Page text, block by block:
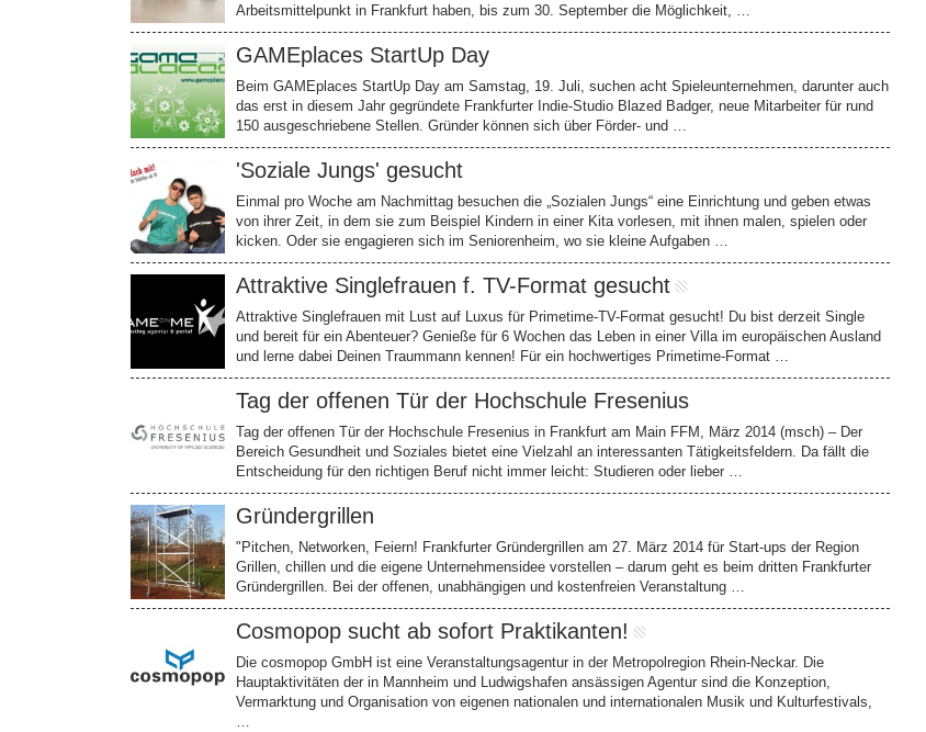
Arbeitsmittelpunkt in Frankfurt haben, bis zum 30. September die Möglichkeit, …
GAMEplaces StartUp Day
Beim GAMEplaces StartUp Day am Samstag, 19. Juli, suchen acht Spieleunternehmen, darunter auch
das erst in diesem Jahr gegründete Frankfurter Indie-Studio Blazed Badger, neue Mitarbeiter für rund
150 ausgeschriebene Stellen. Gründer können sich über Förder- und …
'Soziale Jungs' gesucht
Einmal pro Woche am Nachmittag besuchen die „Sozialen Jungs“ eine Einrichtung und geben etwas
von ihrer Zeit, in dem sie zum Beispiel Kindern in einer Kita vorlesen, mit ihnen malen, spielen oder
kicken. Oder sie engagieren sich im Seniorenheim, wo sie kleine Aufgaben …
Attraktive Singlefrauen f. TV-Format gesucht
Attraktive Singlefrauen mit Lust auf Luxus für Primetime-TV-Format gesucht! Du bist derzeit Single
und bereit für ein Abenteuer? Genieße für 6 Wochen das Leben in einer Villa im europäischen Ausland
und lerne dabei Deinen Traummann kennen! Für ein hochwertiges Primetime-Format …
Tag der offenen Tür der Hochschule Fresenius
Tag der offenen Tür der Hochschule Fresenius in Frankfurt am Main FFM, März 2014 (msch) – Der
Bereich Gesundheit und Soziales bietet eine Vielzahl an interessanten Tätigkeitsfeldern. Da fällt die
Entscheidung für den richtigen Beruf nicht immer leicht: Studieren oder lieber …
Gründergrillen
"Pitchen, Networken, Feiern! Frankfurter Gründergrillen am 27. März 2014 für Start-ups der Region
Grillen, chillen und die eigene Unternehmensidee vorstellen – darum geht es beim dritten Frankfurter
Gründergrillen. Bei der offenen, unabhängigen und kostenfreien Veranstaltung …
Cosmopop sucht ab sofort Praktikanten!
Die cosmopop GmbH ist eine Veranstaltungsagentur in der Metropolregion Rhein-Neckar. Die
Hauptaktivitäten der in Mannheim und Ludwigshafen ansässigen Agentur sind die Konzeption,
Vermarktung und Organisation von eigenen nationalen und internationalen Musik und Kulturfestivals,
…